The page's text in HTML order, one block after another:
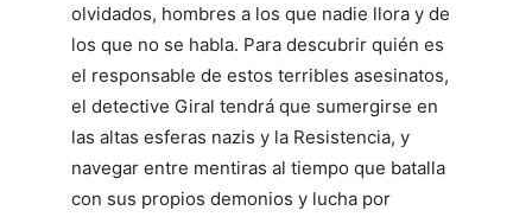
olvidados, hombres a los que nadie llora y de
los que no se habla. Para descubrir quién es
el responsable de estos terribles asesinatos,
el detective Giral tendrá que sumergirse en
las altas esferas nazis y la Resistencia, y
navegar entre mentiras al tiempo que batalla
con sus propios demonios y lucha por